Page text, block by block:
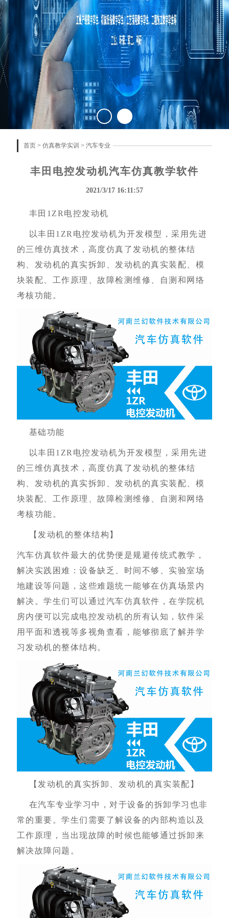
首页> 仿真教学实训 > 汽车专业
丰田电控发动机汽车仿真教学软件
2021/3/17 16:11:57
丰田 1ZR 电控发动机
以丰田 1ZR 电控发动机为开发模型，采用先进
的三维仿真技术，高度仿真了发动机的整体结
构、发动机的真实拆卸、发动机的真实装配、模
块装配、工作原理、故障检测维修、自测和网络
考核功能。
基础功能
以丰田 1ZR 电控发动机为开发模型，采用先进
的三维仿真技术，高度仿真了发动机的整体结
构、发动机的真实拆卸、发动机的真实装配、模
块装配、工作原理、故障检测维修、自测和网络
考核功能。
【发动机的整体结构】
汽车仿真软件最大的优势便是规避传统式教学，
解决实践困难：设备缺乏、时间不够、实验室场
地建设等问题，这些难题统一能够在仿真场景内
解决。学生们可以通过汽车仿真软件，在学院机
房内便可以完成电控发动机的所有认知，软件采
用平面和透视等多视角查看，能够彻底了解并学
习发动机的整体结构。
【发动机的真实拆卸、发动机的真实装配】
在汽车专业学习中，对于设备的拆卸学习也非
常的重要。学生们需要了解设备的内部构造以及
工作原理，当出现故障的时候也能够通过拆卸来
解决故障问题。